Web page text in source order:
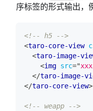
序标签的形式输出，
<!-- h5 -->
<taro-core-view
<taro-image-
<img src="xxx
</taro-image-
</taro-core-view>
<!-- weapp -->